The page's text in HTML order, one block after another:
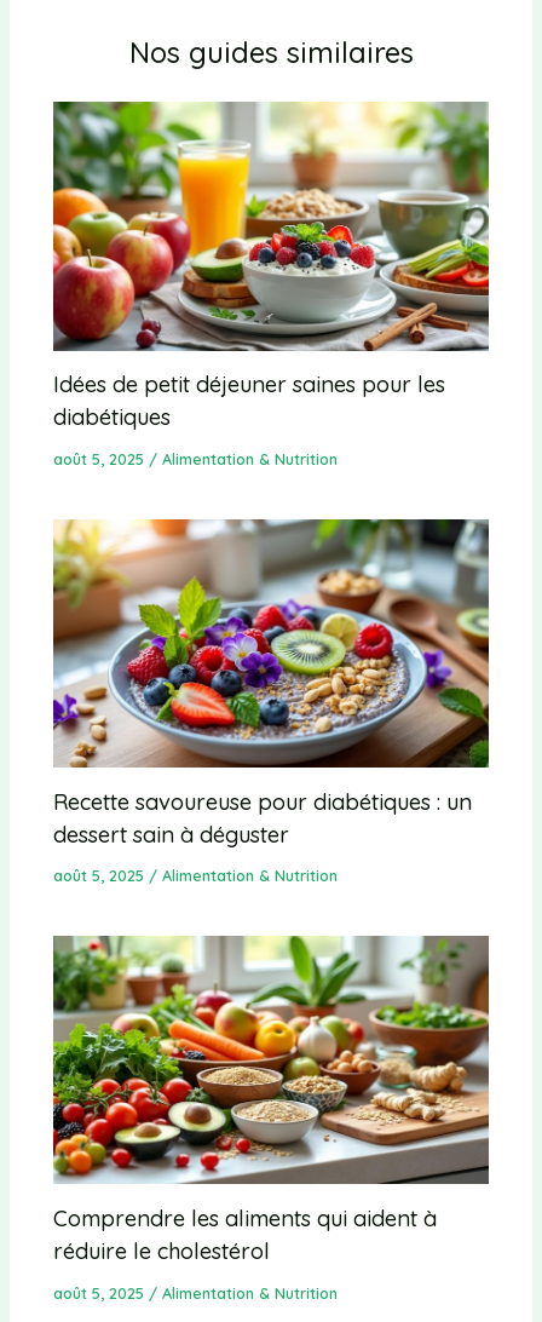
Nos guides similaires
Idées de petit déjeuner saines pour les
diabétiques
août 5, 2025 /Alimentation & Nutrition
Recette savoureuse pour diabétiques : un
dessert sain à déguster
août 5, 2025 /Alimentation & Nutrition
Comprendre les aliments qui aident à
réduire le cholestérol
août 5, 2025 /Alimentation & Nutrition